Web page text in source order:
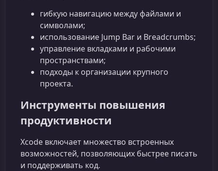
гибкую навигацию между файлами и
символами;
использование Jump Bar и Breadcrumbs;
управление вкладками и рабочими
пространствами;
подходы к организации крупного
проекта.
Инструменты повышения
продуктивности
Xcode включает множество встроенных
возможностей, позволяющих быстрее писать
и поддерживать код.